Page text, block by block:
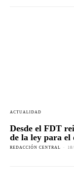
ACTUALIDAD
Desde el FDT
de la ley para
REDACCIÓN CENTRAL -